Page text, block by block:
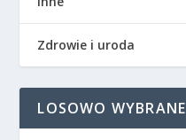
Zdrowie i uroda
LOSOWO WYBRANE